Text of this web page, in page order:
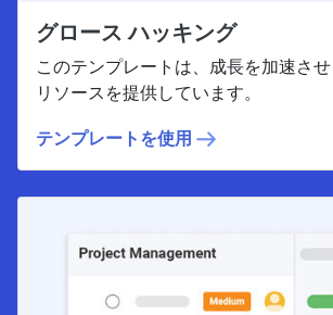
グロース ハッキング
このテンプレートは、成長を加速さ
リソースを提供しています。
テンプレートを使用